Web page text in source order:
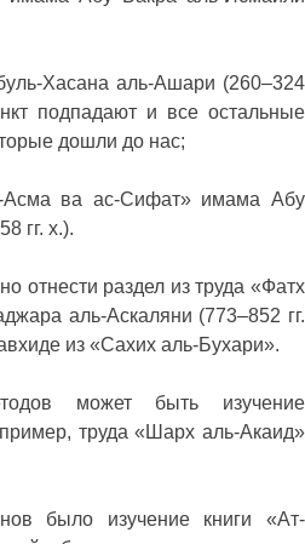
Хасана аль-Ашари (260–324
подпадают и все остальные
дошли до нас;
Асма ва ас-Сифат» имама Абу
гг. х.).
отнести раздел из труда «Фатх
аль-Аскаляни (773–852 гг.
из «Сахих аль-Бухари».
может быть изучение
труда «Шарх аль-Акаид»
было изучение книги «Ат-